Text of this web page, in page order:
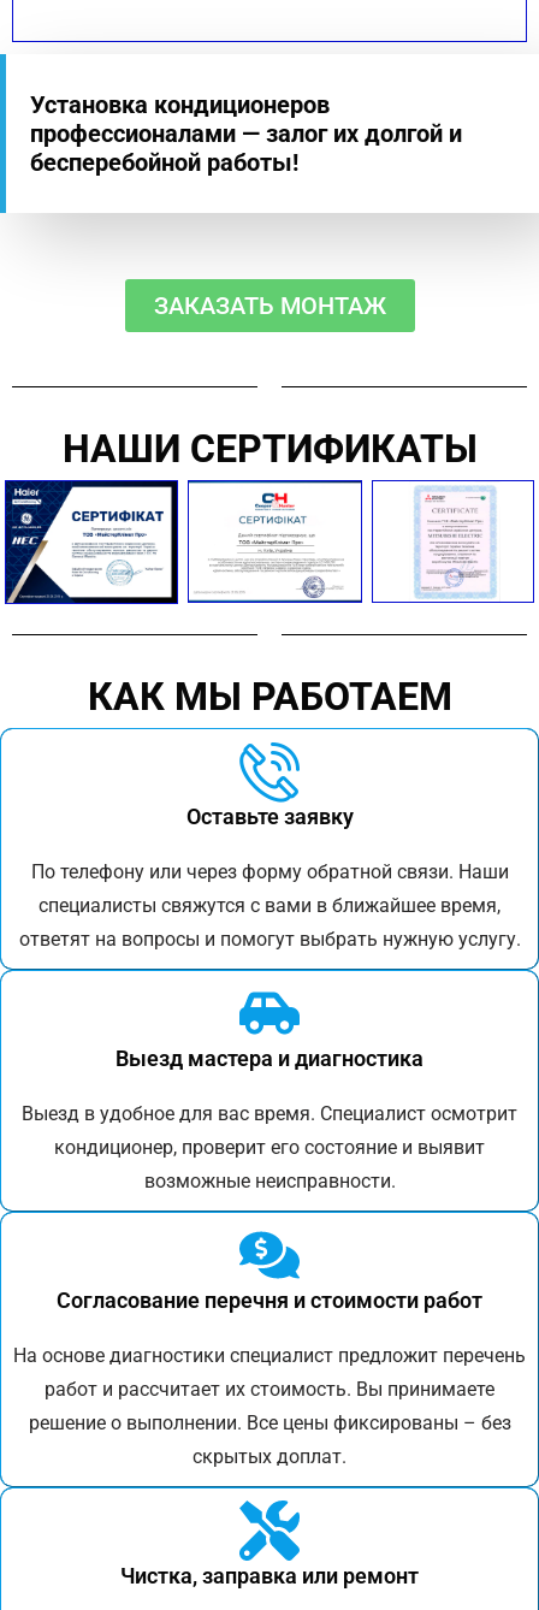
Установка кондиционеров
профессионалами — залог их долгой и
бесперебойной работы!
ЗАКАЗАТЬ МОНТАЖ
НАШИ СЕРТИФИКАТЫ
КАК МЫ РАБОТАЕМ
Оставьте заявку
По телефону или через форму обратной связи. Наши
специалисты свяжутся с вами в ближайшее время,
ответят на вопросы и помогут выбрать нужную услугу.
Выезд мастера и диагностика
Выезд в удобное для вас время. Специалист осмотрит
кондиционер, проверит его состояние и выявит
возможные неисправности.
Согласование перечня и стоимости работ
На основе диагностики специалист предложит перечень
работ и рассчитает их стоимость. Вы принимаете
решение о выполнении. Все цены фиксированы – без
скрытых доплат.
Чистка, заправка или ремонт